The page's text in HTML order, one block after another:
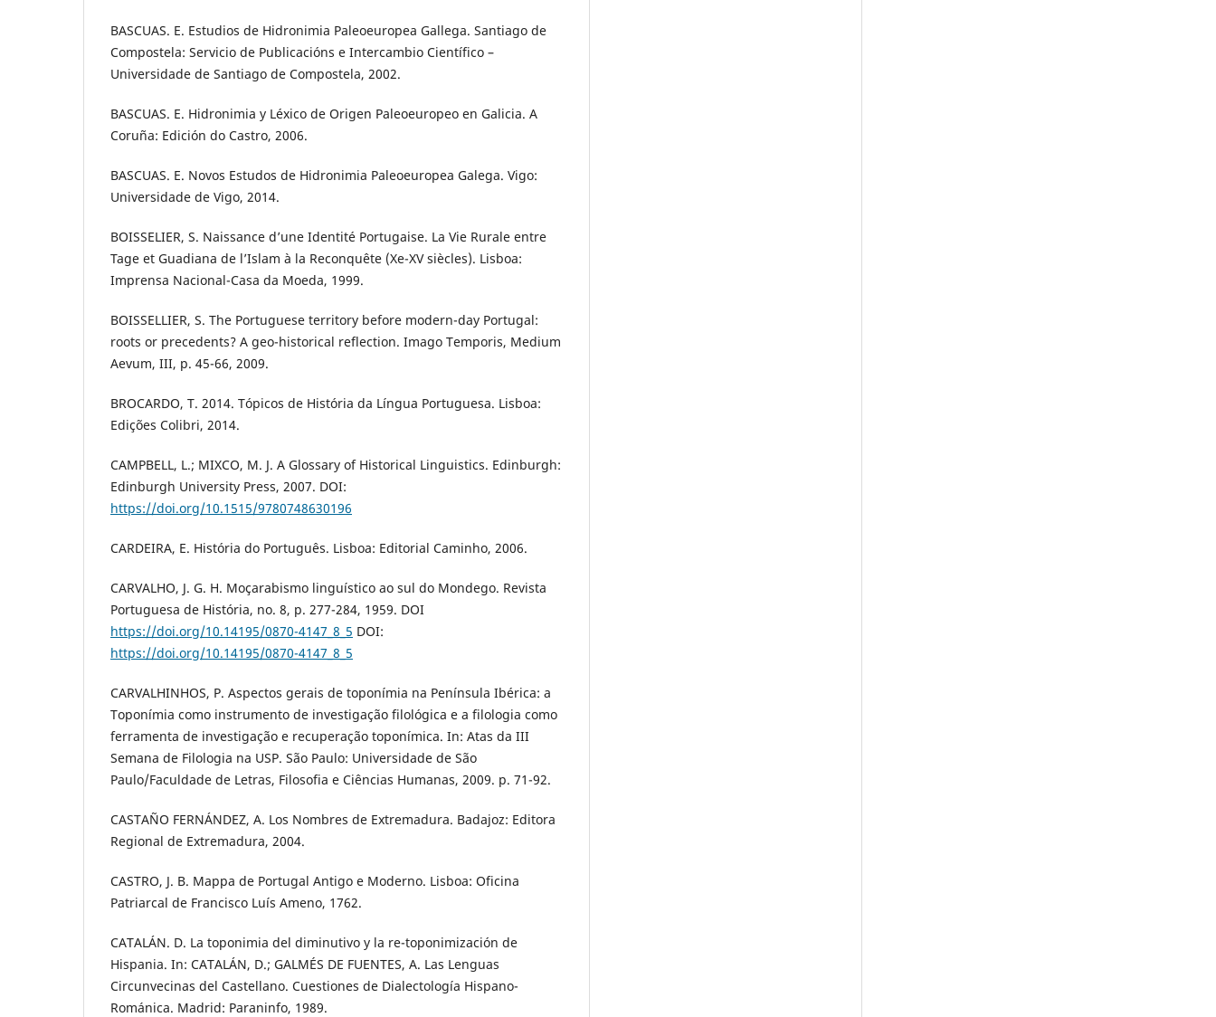
BASCUAS. E. Estudios de Hidronimia Paleoeuropea Gallega. Santiago de
Compostela: Servicio de Publicacións e Intercambio Científico –
Universidade de Santiago de Compostela, 2002.
BASCUAS. E. Hidronimia y Léxico de Origen Paleoeuropeo en Galicia. A
Coruña: Edición do Castro, 2006.
BASCUAS. E. Novos Estudos de Hidronimia Paleoeuropea Galega. Vigo:
Universidade de Vigo, 2014.
BOISSELIER, S. Naissance d’une Identité Portugaise. La Vie Rurale entre
Tage et Guadiana de l’Islam à la Reconquête (Xe-XV siècles). Lisboa:
Imprensa Nacional-Casa da Moeda, 1999.
BOISSELLIER, S. The Portuguese territory before modern-day Portugal:
roots or precedents? A geo-historical reflection. Imago Temporis, Medium
Aevum, III, p. 45-66, 2009.
BROCARDO, T. 2014. Tópicos de História da Língua Portuguesa. Lisboa:
Edições Colibri, 2014.
CAMPBELL, L.; MIXCO, M. J. A Glossary of Historical Linguistics. Edinburgh:
Edinburgh University Press, 2007. DOI:
https://doi.org/10.1515/9780748630196
CARDEIRA, E. História do Português. Lisboa: Editorial Caminho, 2006.
CARVALHO, J. G. H. Moçarabismo linguístico ao sul do Mondego. Revista
Portuguesa de História, no. 8, p. 277-284, 1959. DOI
https://doi.org/10.14195/0870-4147_8_5 DOI:
https://doi.org/10.14195/0870-4147_8_5
CARVALHINHOS, P. Aspectos gerais de toponímia na Península Ibérica: a
Toponímia como instrumento de investigação filológica e a filologia como
ferramenta de investigação e recuperação toponímica. In: Atas da III
Semana de Filologia na USP. São Paulo: Universidade de São
Paulo/Faculdade de Letras, Filosofia e Ciências Humanas, 2009. p. 71-92.
CASTAÑO FERNÁNDEZ, A. Los Nombres de Extremadura. Badajoz: Editora
Regional de Extremadura, 2004.
CASTRO, J. B. Mappa de Portugal Antigo e Moderno. Lisboa: Oficina
Patriarcal de Francisco Luís Ameno, 1762.
CATALÁN. D. La toponimia del diminutivo y la re-toponimización de
Hispania. In: CATALÁN, D.; GALMÉS DE FUENTES, A. Las Lenguas
Circunvecinas del Castellano. Cuestiones de Dialectología Hispano-
Románica. Madrid: Paraninfo, 1989.